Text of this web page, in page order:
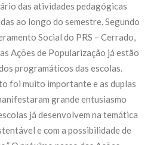
das atividades pedagógicas
ao longo do semestre. Segundo
Social do PRS – Cerrado,
Ações de Popularização já estão
programáticos das escolas.
foi muito importante e as duplas
grande entusiasmo
já desenvolvem na temática
e com a possibilidade de